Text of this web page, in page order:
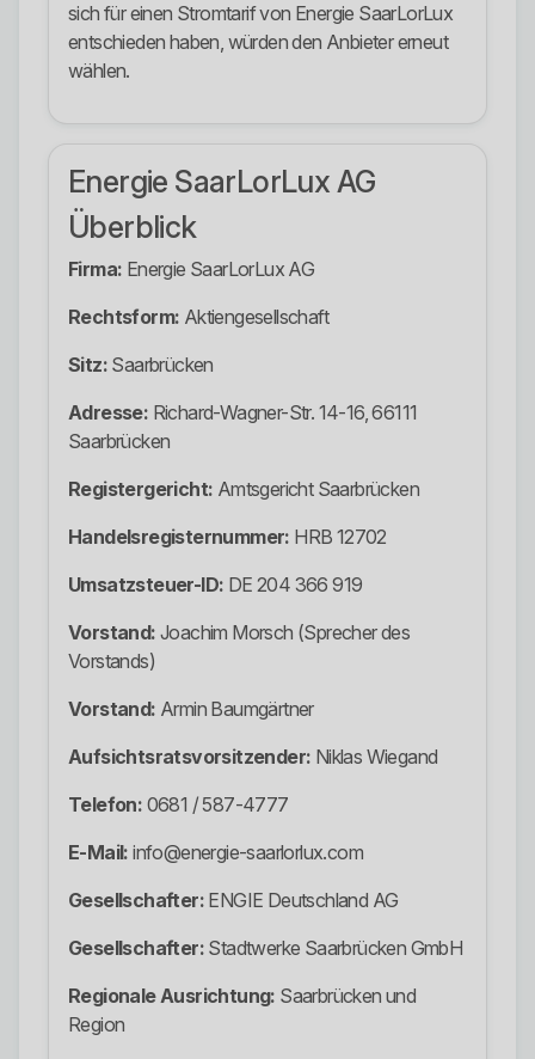
sich für einen Stromtarif von Energie SaarLorLux
entschieden haben, würden den Anbieter erneut
wählen.
Energie SaarLorLux AG
Überblick
Firma: Energie SaarLorLux AG
Rechtsform: Aktiengesellschaft
Sitz: Saarbrücken
Adresse: Richard-Wagner-Str. 14-16, 66111
Saarbrücken
Registergericht: Amtsgericht Saarbrücken
Handelsregisternummer: HRB 12702
Umsatzsteuer-ID: DE 204 366 919
Vorstand: Joachim Morsch (Sprecher des
Vorstands)
Vorstand: Armin Baumgärtner
Aufsichtsratsvorsitzender: Niklas Wiegand
Telefon: 0681 / 587-4777
E-Mail: info@energie-saarlorlux.com
Gesellschafter: ENGIE Deutschland AG
Gesellschafter: Stadtwerke Saarbrücken GmbH
Regionale Ausrichtung: Saarbrücken und
Region